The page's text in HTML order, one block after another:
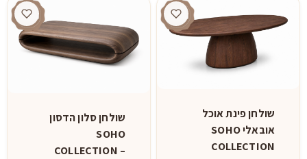
שולחן פינת אוכל
אובאלי SOHO
COLLECTION
שולחן סלון הדסון
SOHO
COLLECTION –